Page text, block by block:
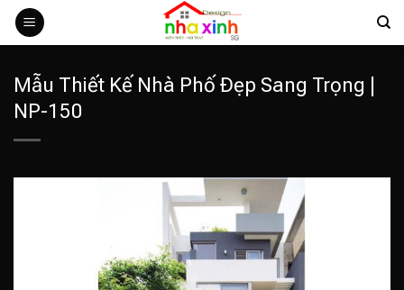
qua
dungMẫu Thiết Kế Nhà Phố Đẹp Sang Trọng |
NP-150